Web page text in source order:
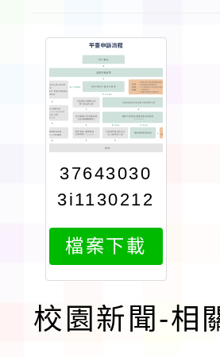
37643030
3i1130212
879attach
21
檔案下載
校園新聞-相